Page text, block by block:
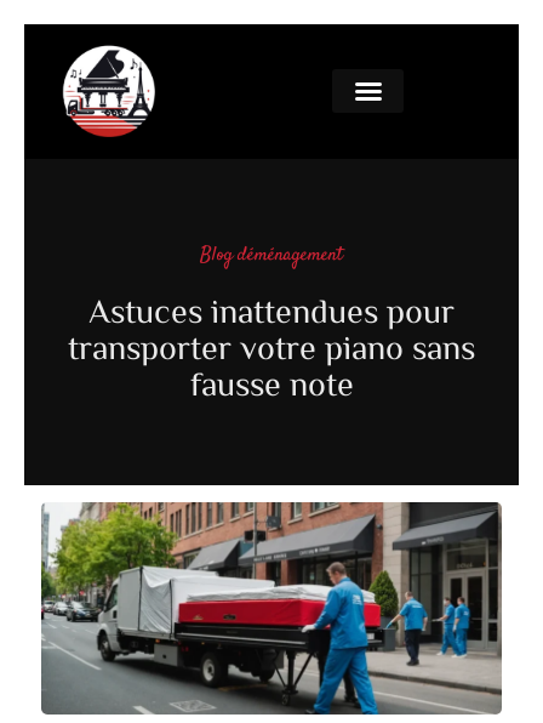
Blog déménagement
Astuces inattendues pour
transporter votre piano sans
fausse note